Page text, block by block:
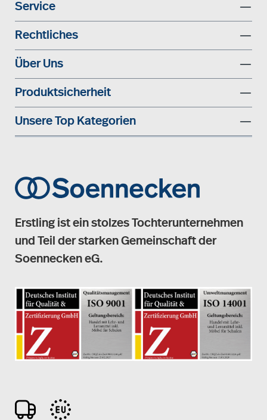
Service
Rechtliches
Über Uns
Produktsicherheit
Unsere Top Kategorien
Erstling ist ein stolzes Tochterunternehmen
und Teil der starken Gemeinschaft der
Soennecken eG.